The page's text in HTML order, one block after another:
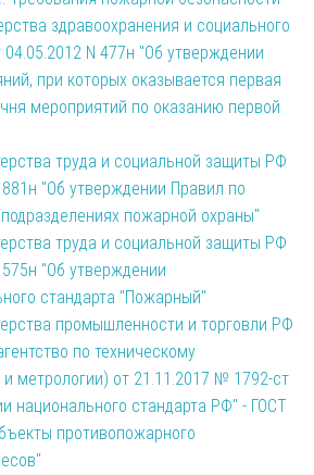
здравоохранения и социального
N 477н "Об утверждении
при которых оказывается первая
мероприятий по оказанию первой
труда и социальной защиты РФ
881н "Об утверждении Правил по
пожарной охраны"
труда и социальной защиты РФ
"Об утверждении
стандарта "Пожарный"
промышленности и торговли РФ
по техническому
метрологии) от 21.11.2017 № 1792-ст
национального стандарта РФ" - ГОСТ
противопожарного